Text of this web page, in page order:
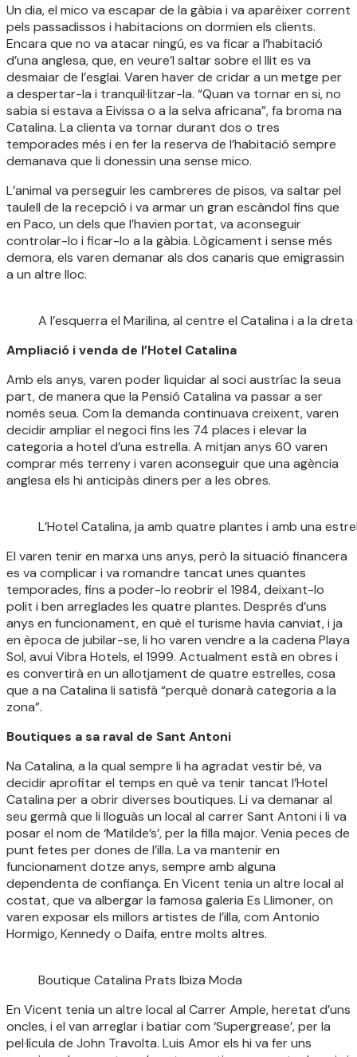
Un dia, el mico va escapar de la gàbia i va aparèixer corrent
pels passadissos i habitacions on dormien els clients.
Encara que no va atacar ningú, es va ficar a l’habitació
d’una anglesa, que, en veure’l saltar sobre el llit es va
desmaiar de l’esglai. Varen haver de cridar a un metge per
a despertar-la i tranquil·litzar-la. “Quan va tornar en si, no
sabia si estava a Eivissa o a la selva africana”, fa broma na
Catalina. La clienta va tornar durant dos o tres
temporades més i en fer la reserva de l’habitació sempre
demanava que li donessin una sense mico.
L’animal va perseguir les cambreres de pisos, va saltar pel
taulell de la recepció i va armar un gran escàndol fins que
en Paco, un dels que l’havien portat, va aconseguir
controlar-lo i ficar-lo a la gàbia. Lògicament i sense més
demora, els varen demanar als dos canaris que emigrassin
a un altre lloc.
A l’esquerra el Marilina, al centre el Catalina i a la dreta
Ampliació i venda de l’Hotel Catalina
Amb els anys, varen poder liquidar al soci austríac la seua
part, de manera que la Pensió Catalina va passar a ser
només seua. Com la demanda continuava creixent, varen
decidir ampliar el negoci fins les 74 places i elevar la
categoria a hotel d’una estrella. A mitjan anys 60 varen
comprar més terreny i varen aconseguir que una agència
anglesa els hi anticipàs diners per a les obres.
L’Hotel Catalina, ja amb quatre plantes i amb una
El varen tenir en marxa uns anys, però la situació financera
es va complicar i va romandre tancat unes quantes
temporades, fins a poder-lo reobrir el 1984, deixant-lo
polit i ben arreglades les quatre plantes. Després d’uns
anys en funcionament, en què el turisme havia canviat, i ja
en època de jubilar-se, li ho varen vendre a la cadena Playa
Sol, avui Vibra Hotels, el 1999. Actualment està en obres i
es convertirà en un allotjament de quatre estrelles, cosa
que a na Catalina li satisfà “perquè donarà categoria a la
zona”.
Boutiques a sa raval de Sant Antoni
Na Catalina, a la qual sempre li ha agradat vestir bé, va
decidir aprofitar el temps en què va tenir tancat l’Hotel
Catalina per a obrir diverses boutiques. Li va demanar al
seu germà que li lloguàs un local al carrer Sant Antoni i li va
posar el nom de ‘Matilde’s’, per la filla major. Venia peces de
punt fetes per dones de l’illa. La va mantenir en
funcionament dotze anys, sempre amb alguna
dependenta de confiança. En Vicent tenia un altre local al
costat, que va albergar la famosa galeria Es Llimoner, on
varen exposar els millors artistes de l’illa, com Antonio
Hormigo, Kennedy o Daifa, entre molts altres.
Boutique Catalina Prats Ibiza Moda
En Vicent tenia un altre local al Carrer Ample, heretat d’uns
oncles, i el van arreglar i batiar com ‘Supergrease’, per la
pel·lícula de John Travolta. Luis Amor els hi va fer uns